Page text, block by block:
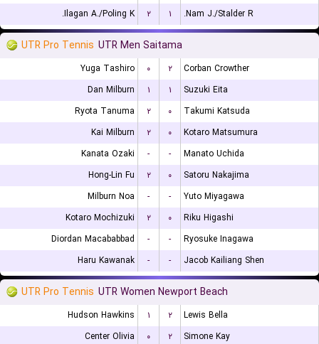
Ilagan A./Poling K.
۲ ۱ Nam J./Stalder R.
UTR Pro Tennis UTR Men Saitama
Yuga Tashiro ۰ ۲
Corban Crowther
Dan Milburn
۱ ۱
Suzuki Eita
Ryota Tanuma
۲ ۰
Takumi Katsuda
Kai Milburn
۲ ۰
Kotaro Matsumura
Kanata Ozaki
- -
Manato Uchida
Hong-Lin Fu
۲ ۰
Satoru Nakajima
Milburn Noa
- -
Yuto Miyagawa
Kotaro Mochizuki
۲ ۰
Riku Higashi
Diordan Macababbad
- -
Ryosuke Inagawa
Haru Kawanak
- - Jacob Kailiang Shen
UTR Pro Tennis UTR Women Newport Beach
Hudson Hawkins ۱ ۲
Lewis Bella
Center Olivia
۰ ۲
Simone Kay